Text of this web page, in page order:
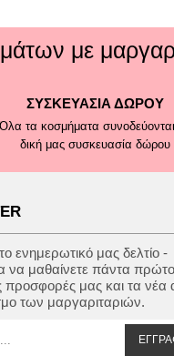
με
ΣΥΣΚΕΥΑΣΙΑ ΔΩΡΟΥ
τα κοσμήματα
δική μας συσκευασία δώρου
ενημερωτικό μας δελτίο -
να μαθαίνετε πάντα πρώτοι
προσφορές μας και τα νέα
των μαργαριταριών.